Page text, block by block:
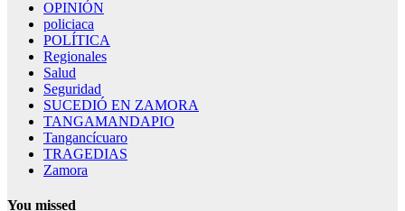
OPINIÓN
policiaca
POLÍTICA
Regionales
Salud
Seguridad
SUCEDIÓ EN ZAMORA
TANGAMANDAPIO
Tangancícuaro
TRAGEDIAS
Zamora
You missed